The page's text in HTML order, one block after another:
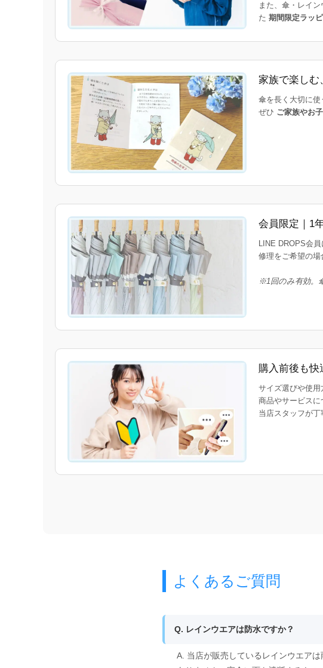
また、傘・レイ
た 期間限定ラッ
家族で楽しむ
傘を長く大切に
ぜひ ご家族やお
会員限定｜1
LINE DROPS会員
修理をご希望の場
※1回のみ有効。
購入前後も快
サイズ選びや使用
商品やサービスに
当店スタッフが丁
よくあるご質問
Q. レインウエアは防水ですか？
A. 当店が販売しているレインウエア